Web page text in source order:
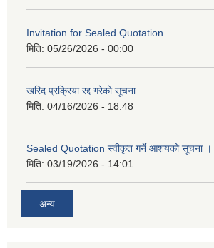
Invitation for Sealed Quotation
मिति: 05/26/2026 - 00:00
खरिद प्रक्रिया रद्द गरेको सूचना
मिति: 04/16/2026 - 18:48
Sealed Quotation स्वीकृत गर्ने आशयको सूचना ।
मिति: 03/19/2026 - 14:01
अन्य